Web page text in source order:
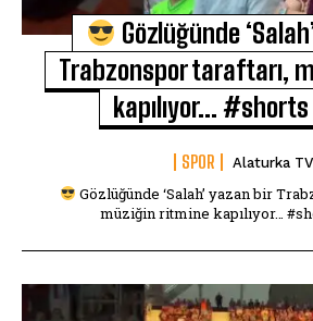
Gözlüğünde
Trabzonspor taraftarı,
kapılıyor…
SPOR Alaturka TV
Gözlüğünde ‘Salah’ yazan bir
müziğin ritmine kapılıyor…